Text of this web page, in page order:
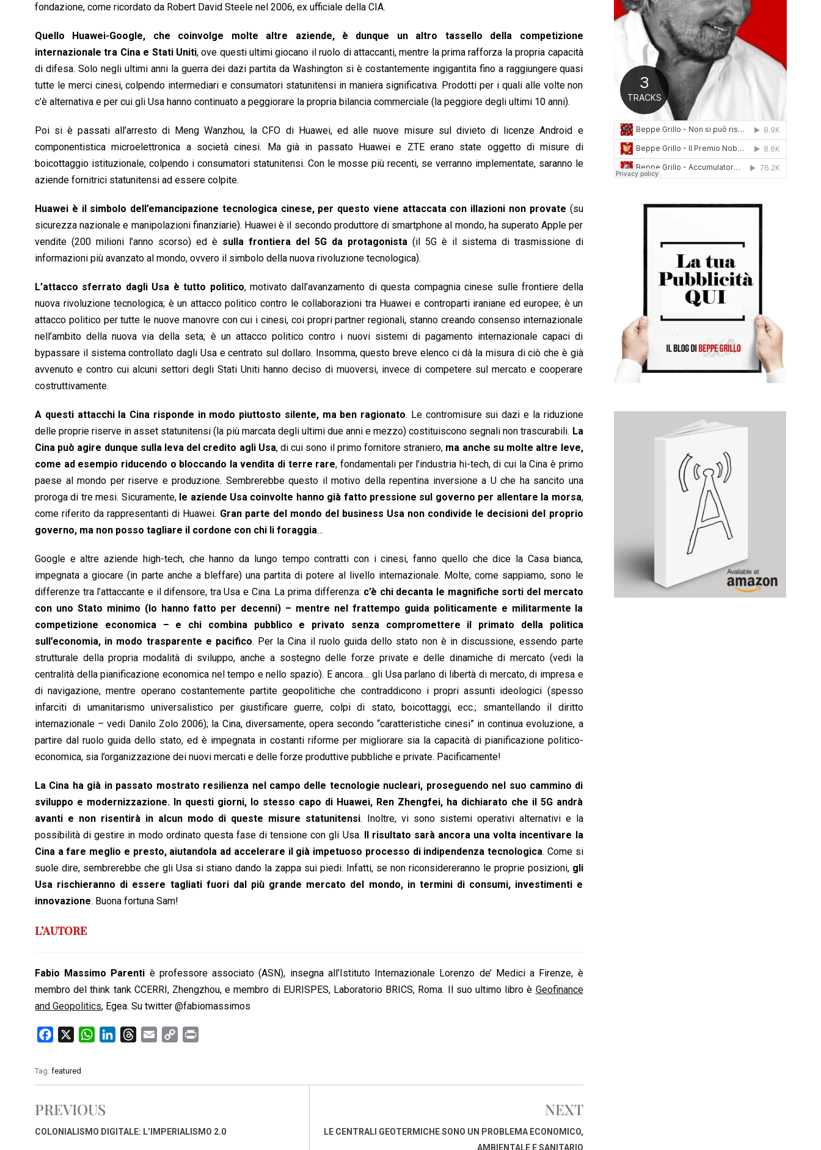
2
0
6
fondazione, come ricordato da Robert David Steele nel 2006, ex ufficiale della CIA.
Quello Huawei-Google, che coinvolge molte altre aziende, è dunque un altro tassello della competizione
internazionale tra Cina e Stati Uniti, ove questi ultimi giocano il ruolo di attaccanti, mentre la prima rafforza la propria capacità
di difesa. Solo negli ultimi anni la guerra dei dazi partita da Washington si è costantemente ingigantita fino a raggiungere quasi
tutte le merci cinesi, colpendo intermediari e consumatori statunitensi in maniera significativa. Prodotti per i quali alle volte non
c’è alternativa e per cui gli Usa hanno continuato a peggiorare la propria bilancia commerciale (la peggiore degli ultimi 10 anni).
Poi si è passati all’arresto di Meng Wanzhou, la CFO di Huawei, ed alle nuove misure sul divieto di licenze Android e
componentistica microelettronica a società cinesi. Ma già in passato Huawei e ZTE erano state oggetto di misure di
boicottaggio istituzionale, colpendo i consumatori statunitensi. Con le mosse più recenti, se verranno implementate, saranno le
aziende fornitrici statunitensi ad essere colpite.
Huawei è il simbolo dell’emancipazione tecnologica cinese, per questo viene attaccata con illazioni non provate (su
sicurezza nazionale e manipolazioni finanziarie). Huawei è il secondo produttore di smartphone al mondo, ha superato Apple per
vendite (200 milioni l’anno scorso) ed è sulla frontiera del 5G da protagonista (il 5G è il sistema di trasmissione di
informazioni più avanzato al mondo, ovvero il simbolo della nuova rivoluzione tecnologica).
L’attacco sferrato dagli Usa è tutto politico, motivato dall’avanzamento di questa compagnia cinese sulle frontiere della
nuova rivoluzione tecnologica; è un attacco politico contro le collaborazioni tra Huawei e controparti iraniane ed europee; è un
attacco politico per tutte le nuove manovre con cui i cinesi, coi propri partner regionali, stanno creando consenso internazionale
nell’ambito della nuova via della seta; è un attacco politico contro i nuovi sistemi di pagamento internazionale capaci di
bypassare il sistema controllato dagli Usa e centrato sul dollaro. Insomma, questo breve elenco ci dà la misura di ciò che è già
avvenuto e contro cui alcuni settori degli Stati Uniti hanno deciso di muoversi, invece di competere sul mercato e cooperare
costruttivamente.
A questi attacchi la Cina risponde in modo piuttosto silente, ma ben ragionato. Le contromisure sui dazi e la riduzione
delle proprie riserve in asset statunitensi (la più marcata degli ultimi due anni e mezzo) costituiscono segnali non trascurabili. La
Cina può agire dunque sulla leva del credito agli Usa, di cui sono il primo fornitore straniero, ma anche su molte altre leve,
come ad esempio riducendo o bloccando la vendita di terre rare, fondamentali per l’industria hi-tech, di cui la Cina è primo
paese al mondo per riserve e produzione. Sembrerebbe questo il motivo della repentina inversione a U che ha sancito una
proroga di tre mesi. Sicuramente, le aziende Usa coinvolte hanno già fatto pressione sul governo per allentare la morsa,
come riferito da rappresentanti di Huawei. Gran parte del mondo del business Usa non condivide le decisioni del proprio
governo, ma non posso tagliare il cordone con chi li foraggia…
Google e altre aziende high-tech, che hanno da lungo tempo contratti con i cinesi, fanno quello che dice la Casa bianca,
impegnata a giocare (in parte anche a bleffare) una partita di potere al livello internazionale. Molte, come sappiamo, sono le
differenze tra l’attaccante e il difensore, tra Usa e Cina. La prima differenza: c’è chi decanta le magnifiche sorti del mercato
con uno Stato minimo (lo hanno fatto per decenni) – mentre nel frattempo guida politicamente e militarmente la
competizione economica – e chi combina pubblico e privato senza compromettere il primato della politica
sull’economia, in modo trasparente e pacifico. Per la Cina il ruolo guida dello stato non è in discussione, essendo parte
strutturale della propria modalità di sviluppo, anche a sostegno delle forze private e delle dinamiche di mercato (vedi la
centralità della pianificazione economica nel tempo e nello spazio). E ancora… gli Usa parlano di libertà di mercato, di impresa e
di navigazione, mentre operano costantemente partite geopolitiche che contraddicono i propri assunti ideologici (spesso
infarciti di umanitarismo universalistico per giustificare guerre, colpi di stato, boicottaggi, ecc.; smantellando il diritto
internazionale – vedi Danilo Zolo 2006); la Cina, diversamente, opera secondo “caratteristiche cinesi” in continua evoluzione, a
partire dal ruolo guida dello stato, ed è impegnata in costanti riforme per migliorare sia la capacità di pianificazione politico-
economica, sia l’organizzazione dei nuovi mercati e delle forze produttive pubbliche e private. Pacificamente!
La Cina ha già in passato mostrato resilienza nel campo delle tecnologie nucleari, proseguendo nel suo cammino di
sviluppo e modernizzazione. In questi giorni, lo stesso capo di Huawei, Ren Zhengfei, ha dichiarato che il 5G andrà
avanti e non risentirà in alcun modo di queste misure statunitensi. Inoltre, vi sono sistemi operativi alternativi e la
possibilità di gestire in modo ordinato questa fase di tensione con gli Usa. Il risultato sarà ancora una volta incentivare la
Cina a fare meglio e presto, aiutandola ad accelerare il già impetuoso processo di indipendenza tecnologica. Come si
suole dire, sembrerebbe che gli Usa si stiano dando la zappa sui piedi. Infatti, se non riconsidereranno le proprie posizioni, gli
Usa rischieranno di essere tagliati fuori dal più grande mercato del mondo, in termini di consumi, investimenti e
innovazione. Buona fortuna Sam!
L’AUTORE
Fabio Massimo Parenti è professore associato (ASN), insegna all’Istituto Internazionale Lorenzo de’ Medici a Firenze, è
membro del think tank CCERRI, Zhengzhou, e membro di EURISPES, Laboratorio BRICS, Roma. Il suo ultimo libro è Geofinance
and Geopolitics, Egea. Su twitter @fabiomassimos
c
o
o
W
A
p
I
s
n
Tag: featured
PREVIOUS
COLONIALISMO DIGITALE: L’IMPERIALISMO 2.0
NEXT
LE CENTRALI GEOTERMICHE SONO UN PROBLEMA ECONOMICO,
AMBIENTALE E SANITARIO